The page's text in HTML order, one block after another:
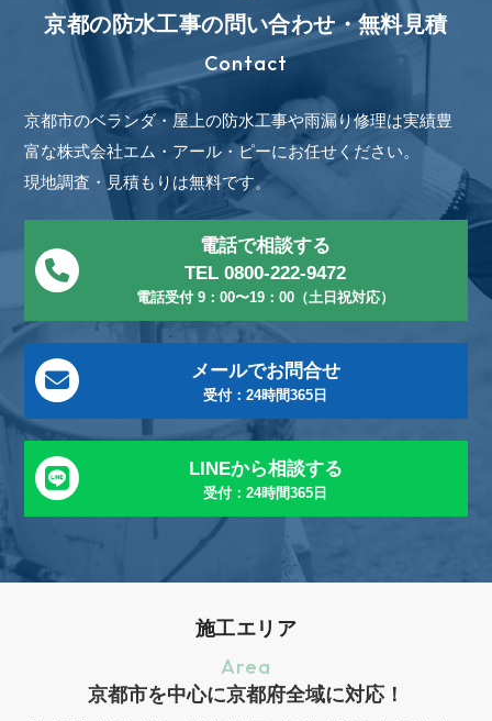
Contact
京都の防水工事の問い合わせ・無料見積
京都市のベランダ・屋上の防水工事や雨漏り修理は実績豊
富な株式会社エム・アール・ピーにお任せください。
現地調査・見積もりは無料です。
電話で相談する
TEL 0800-222-9472
電話受付 9：00〜19：00（土日祝対応）
メールでお問合せ
受付：24時間365日
LINEから相談する
受付：24時間365日
Area
施工エリア
京都市を中心に京都府全域に対応！